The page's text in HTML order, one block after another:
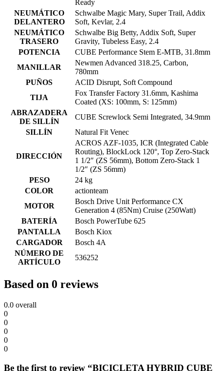
Ready
NEUMÁTICO
DELANTERO
Schwalbe Magic Mary, Super Trail, Addix
Soft, Kevlar, 2.4
NEUMÁTICO
TRASERO
Schwalbe Big Betty, Addix Soft, Super
Gravity, Tubeless Easy, 2.4
POTENCIA
CUBE Performance Stem E-MTB, 31.8mm
MANILLAR
Newmen Advanced 318.25, Carbon,
780mm
PUÑOS
ACID Disrupt, Soft Compound
TIJA
Fox Transfer Factory 31.6mm, Kashima
Coated (XS: 100mm, S: 125mm)
ABRAZADERA
DE SILLÍN
CUBE Screwlock Semi Integrated, 34.9mm
SILLÍN
Natural Fit Venec
DIRECCIÓN
ACROS AZF-1035, ICR (Integrated Cable
Routing), BlockLock 120°, Top Zero-Stack
1 1/2″ (ZS 56mm), Bottom Zero-Stack 1
1/2″ (ZS 56mm)
PESO
24 kg
COLOR
actionteam
MOTOR
Bosch Drive Unit Performance CX
Generation 4 (85Nm) Cruise (250Watt)
BATERÍA
Bosch PowerTube 625
PANTALLA
Bosch Kiox
CARGADOR
Bosch 4A
NÚMERO DE
ARTÍCULO
536252
Based on 0 reviews
0.0 overall
0
0
0
0
0
Be the first to review “BICICLETA HYBRID CUBE